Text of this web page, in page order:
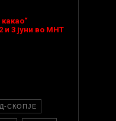
какао“
и 3 јуни во МНТ
СКОПЈЕ